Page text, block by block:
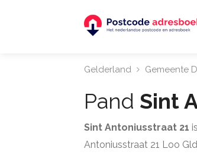
Gelderland Gemeente
Pand Sint
Sint Antoniusstraat 21
Antoniusstraat 21 Loo